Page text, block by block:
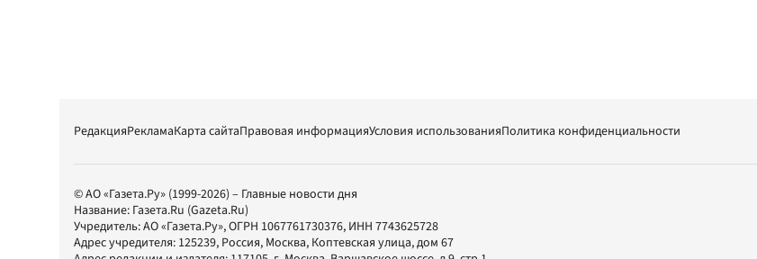
РедакцияРекламаКарта сайтаПравовая информацияУсловия использованияПолитика конфиденциальности
© АО «Газета.Ру» (1999-2026) – Главные новости дня
Название: Газета.Ru (Gazeta.Ru)
Учредитель:АО «Газета.Ру», ОГРН 1067761730376, ИНН 7743625728
Адрес учредителя: 125239, Россия, Москва, Коптевская улица, дом 67